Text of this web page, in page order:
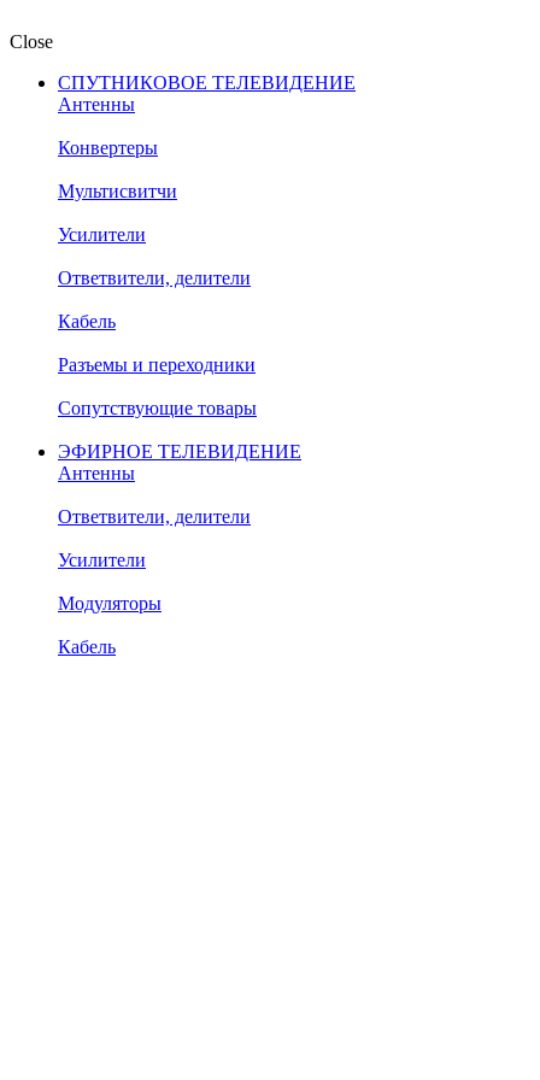
Close
СПУТНИКОВОЕ ТЕЛЕВИДЕНИЕ
Антенны
Конвертеры
Мультисвитчи
Усилители
Ответвители, делители
Кабель
Разъемы и переходники
Сопутствующие товары
ЭФИРНОЕ ТЕЛЕВИДЕНИЕ
Антенны
Ответвители, делители
Усилители
Модуляторы
Кабель